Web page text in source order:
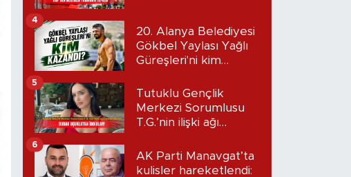
20. Alanya Belediyesi
Gökbel Yaylası Yağlı
Güreşleri'ni kim
4
Tutuklu Gençlik
Merkezi Sorumlusu
T.G.’nin ilişki ağı
Dudak uçuklatan
iddialar!
5
AK Parti Manavgat’ta
kulisler hareketlendi:
6